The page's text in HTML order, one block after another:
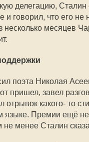
делегацию,
и говорил, что его не
несколько месяцев
поэта Николая
пришел, завел
отрывок какого- то
языке. Премии ещё
менее Сталин